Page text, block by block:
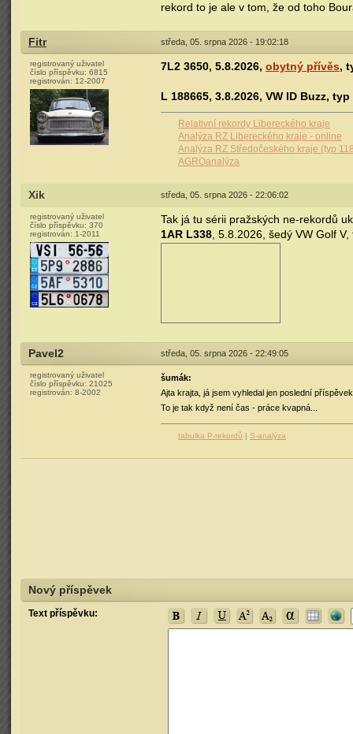
rekord to je ale v tom, že od toho
Fitr středa, 05. srpna 2026 - 19:02:18
registrovaný uživatel
číslo příspěvku: 6815
registrován: 12-2007
7L2 3650, 5.8.2026, obytný přívěs,
L 188665, 3.8.2026, VW ID Buzz, typ
Relativní rekordy Libereckého kraje
Analýza RZ Libereckého kraje - online
Analýza RZ Středočeského kraje (typ
AGROanalýza
Xik středa, 05. srpna 2026 - 22:06:02
registrovaný uživatel
číslo příspěvku: 370
registrován: 1-2011
Tak já tu sérii pražských ne-rekordů
1AR L338 , 5.8.2026, šedý VW Golf
Pavel2 středa, 05. srpna 2026 - 22:49:05
registrovaný uživatel
číslo příspěvku: 21025
registrován: 8-2002
šumák:
Ajta krajta, já jsem vyhledal jen poslední
To je tak když není čas - práce kvapná...
tabulka P-rekordů | S-analýza
Nový příspěvek
Text příspěvku: